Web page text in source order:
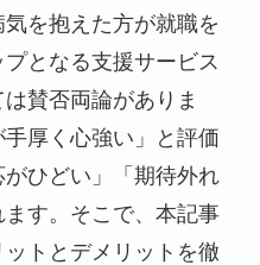
を抱えた方が就職を
となる支援サービス
賛否両論がありま
厚く心強い」と評価
ひどい」「期待外れ
す。そこで、本記事
トとデメリットを徹